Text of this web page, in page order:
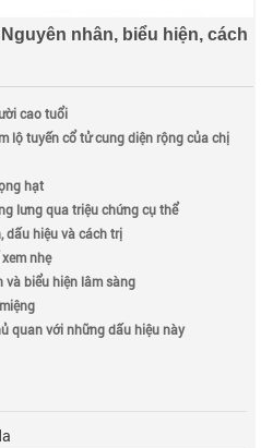
nhân, biểu hiện, cách
cao tuổi
lộ tuyến cổ tử cung diện rộng của chị
hạt
lưng qua triệu chứng cụ thể
dấu hiệu và cách trị
nhẹ
và biểu hiện lâm sàng
quan với những dấu hiệu này